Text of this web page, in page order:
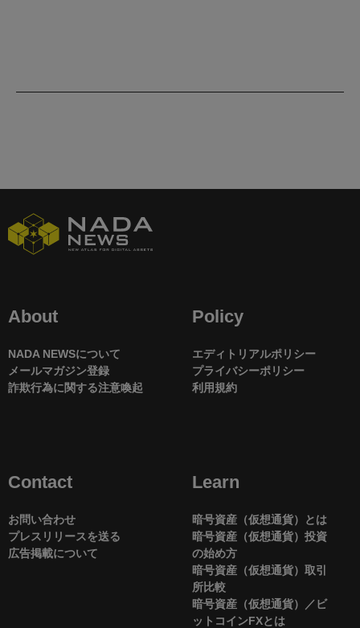
About
NADA NEWSについて
メールマガジン登録
詐欺行為に関する注意喚起
Policy
エディトリアルポリシー
プライバシーポリシー
利用規約
Contact
お問い合わせ
プレスリリースを送る
広告掲載について
Learn
暗号資産（仮想通貨）とは
暗号資産（仮想通貨）投資
の始め方
暗号資産（仮想通貨）取引
所比較
暗号資産（仮想通貨）／ビ
ットコインFXとは